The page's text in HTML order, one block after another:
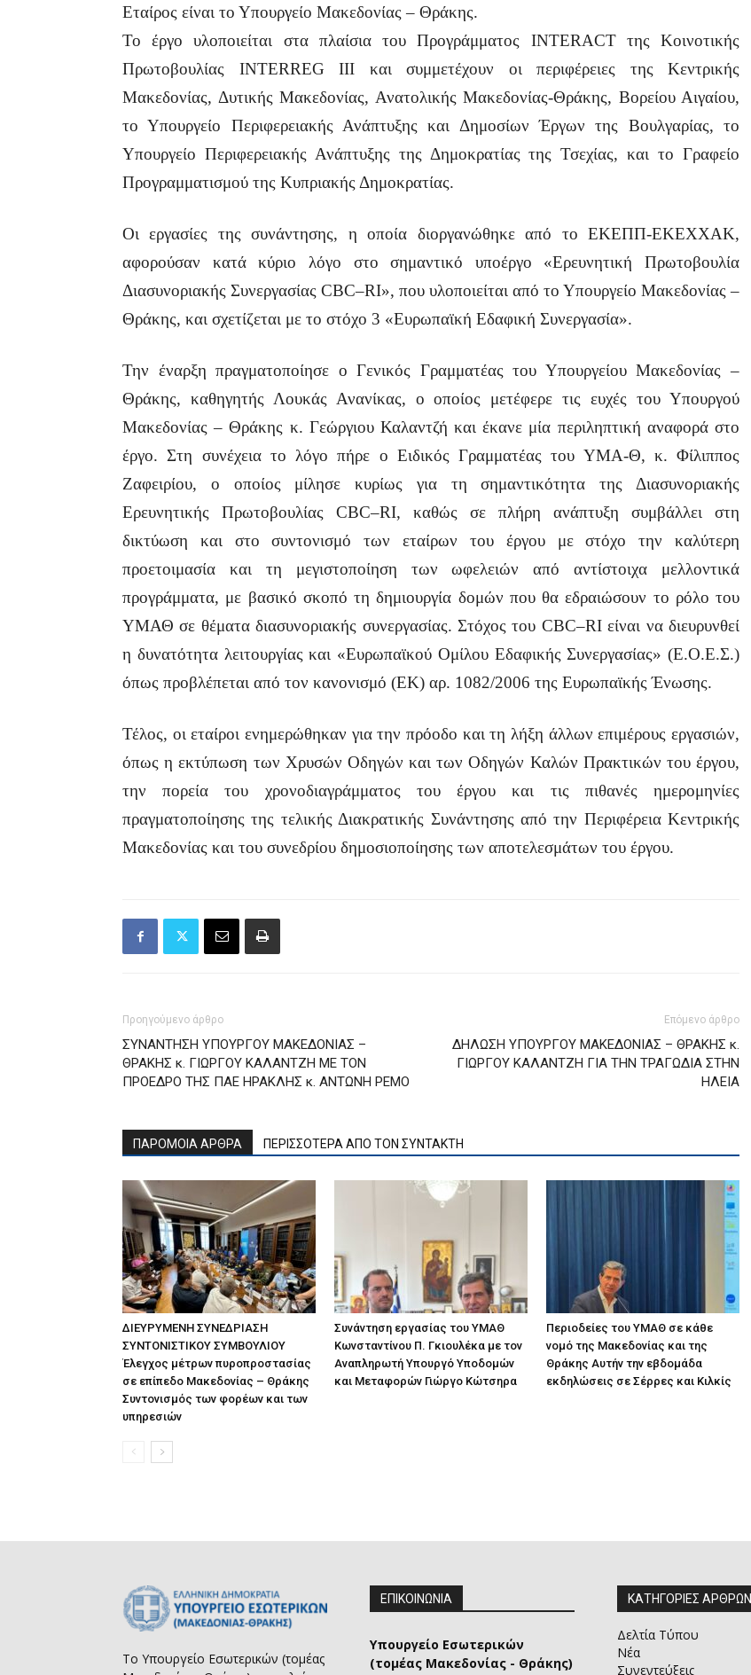
Εταίρος είναι το Υπουργείο Μακεδονίας – Θράκης.
Το έργο υλοποιείται στα πλαίσια του Προγράμματος INTERACT της Κοινοτικής
Πρωτοβουλίας INTERREG III και συμμετέχουν οι περιφέρειες της Κεντρικής
Μακεδονίας, Δυτικής Μακεδονίας, Ανατολικής Μακεδονίας-Θράκης, Βορείου Αιγαίου,
το Υπουργείο Περιφερειακής Ανάπτυξης και Δημοσίων Έργων της Βουλγαρίας, το
Υπουργείο Περιφερειακής Ανάπτυξης της Δημοκρατίας της Τσεχίας, και το Γραφείο
Προγραμματισμού της Κυπριακής Δημοκρατίας.
Οι εργασίες της συνάντησης, η οποία διοργανώθηκε από το ΕΚΕΠΠ-ΕΚΕΧΧΑΚ,
αφορούσαν κατά κύριο λόγο στο σημαντικό υποέργο «Ερευνητική Πρωτοβουλία
Διασυνοριακής Συνεργασίας CBC–RI», που υλοποιείται από το Υπουργείο Μακεδονίας –
Θράκης, και σχετίζεται με το στόχο 3 «Ευρωπαϊκή Εδαφική Συνεργασία».
Την έναρξη πραγματοποίησε ο Γενικός Γραμματέας του Υπουργείου Μακεδονίας –
Θράκης, καθηγητής Λουκάς Ανανίκας, ο οποίος μετέφερε τις ευχές του Υπουργού
Μακεδονίας – Θράκης κ. Γεώργιου Καλαντζή και έκανε μία περιληπτική αναφορά στο
έργο. Στη συνέχεια το λόγο πήρε ο Ειδικός Γραμματέας του ΥΜΑ-Θ, κ. Φίλιππος
Ζαφειρίου, ο οποίος μίλησε κυρίως για τη σημαντικότητα της Διασυνοριακής
Ερευνητικής Πρωτοβουλίας CBC–RI, καθώς σε πλήρη ανάπτυξη συμβάλλει στη
δικτύωση και στο συντονισμό των εταίρων του έργου με στόχο την καλύτερη
προετοιμασία και τη μεγιστοποίηση των ωφελειών από αντίστοιχα μελλοντικά
προγράμματα, με βασικό σκοπό τη δημιουργία δομών που θα εδραιώσουν το ρόλο του
ΥΜΑΘ σε θέματα διασυνοριακής συνεργασίας. Στόχος του CBC–RIείναι να διευρυνθεί
η δυνατότητα λειτουργίας και «Ευρωπαϊκού Ομίλου Εδαφικής Συνεργασίας» (Ε.Ο.Ε.Σ.)
όπως προβλέπεται από τον κανονισμό (ΕΚ) αρ. 1082/2006 της Ευρωπαϊκής Ένωσης.
Τέλος, οι εταίροι ενημερώθηκαν για την πρόοδο και τη λήξη άλλων επιμέρους εργασιών,
όπως η εκτύπωση των Χρυσών Οδηγών και των Οδηγών Καλών Πρακτικών του έργου,
την πορεία του χρονοδιαγράμματος του έργου και τις πιθανές ημερομηνίες
πραγματοποίησης της τελικής Διακρατικής Συνάντησης από την Περιφέρεια Κεντρικής
Μακεδονίας και του συνεδρίου δημοσιοποίησης των αποτελεσμάτων του έργου.
Προηγούμενο άρθρο
ΣΥΝΑΝΤΗΣΗ ΥΠΟΥΡΓΟΥ ΜΑΚΕΔΟΝΙΑΣ –
ΘΡΑΚΗΣ κ. ΓΙΩΡΓΟΥ ΚΑΛΑΝΤΖΗ ΜΕ ΤΟΝ
ΠΡΟΕΔΡΟ ΤΗΣ ΠΑΕ ΗΡΑΚΛΗΣ κ. ΑΝΤΩΝΗ ΡΕΜΟ
Επόμενο άρθρο
ΔΗΛΩΣΗ ΥΠΟΥΡΓΟΥ ΜΑΚΕΔΟΝΙΑΣ – ΘΡΑΚΗΣ κ.
ΓΙΩΡΓΟΥ ΚΑΛΑΝΤΖΗ ΓΙΑ ΤΗΝ ΤΡΑΓΩΔΙΑ ΣΤΗΝ
ΗΛΕΙΑ
ΠΑΡΟΜΟΙΑ ΑΡΘΡΑ ΠΕΡΙΣΣΟΤΕΡΑ ΑΠΟ ΤΟΝ ΣΥΝΤΑΚΤΗ
ΔΙΕΥΡΥΜΕΝΗ ΣΥΝΕΔΡΙΑΣΗ
ΣΥΝΤΟΝΙΣΤΙΚΟΥ ΣΥΜΒΟΥΛΙΟΥ
Έλεγχος μέτρων πυροπροστασίας
σε επίπεδο Μακεδονίας – Θράκης
Συντονισμός των φορέων και των
υπηρεσιών
Συνάντηση εργασίας του ΥΜΑΘ
Κωνσταντίνου Π. Γκιουλέκα με τον
Αναπληρωτή Υπουργό Υποδομών
και Μεταφορών Γιώργο Κώτσηρα
Περιοδείες του ΥΜΑΘ σε κάθε
νομό της Μακεδονίας και της
Θράκης Αυτήν την εβδομάδα
εκδηλώσεις σε Σέρρες και Κιλκίς
Το Υπουργείο Εσωτερικών (τομέας
ΕΠΙΚΟΙΝΩΝΙΑ
Υπουργείο Εσωτερικών
(τομέας Μακεδονίας - Θράκης)
ΚΑΤΗΓΟΡΙΕΣ ΑΡΘΡΩΝ
Δελτία Τύπου
Νέα
Συνεντεύξεις